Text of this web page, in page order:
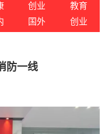
创业
教育
国外 创业
防一线